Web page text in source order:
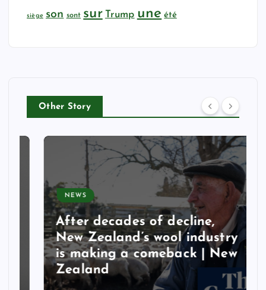
siège son sont sur Trump une été
Other Story
NEWS
After decades of decline,
New Zealand’s wool industry
is making a comeback | New
Zealand